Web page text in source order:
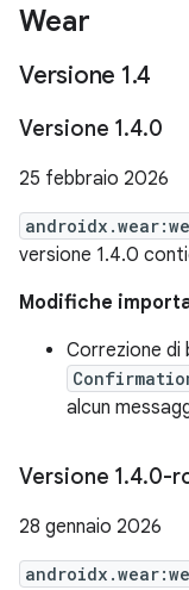
Wear
Versione 1.4
Versione 1.4.0
25 febbraio 2026
versione 1.4.0
Modifiche
Correzione di
alcun
Versione 1.4.0-
28 gennaio 2026